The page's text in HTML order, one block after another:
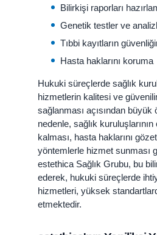
Bilirkişi raporları
Genetik testler ve
Tıbbi kayıtların
Hasta haklarını koruma
Hukuki süreçlerde sağlık
hizmetlerin kalitesi ve
sağlanması açısından büyük
nedenle, sağlık
kalması, hasta haklarını
yöntemlerle hizmet sunması
estethica Sağlık Grubu, bu
ederek, hukuki süreçlerde
hizmetleri, yüksek
etmektedir.